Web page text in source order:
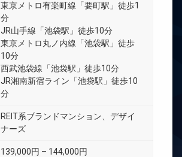
東京メトロ有楽町線「要町駅」徒歩1
分
JR山手線「池袋駅」徒歩10分
東京メトロ丸ノ内線「池袋駅」徒歩
10分
西武池袋線「池袋駅」徒歩10分
JR湘南新宿ライン「池袋駅」徒歩10
分
REIT系ブランドマンション、デザイ
ナーズ
139,000円 – 144,000円